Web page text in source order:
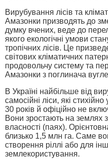
Вирубування лісів та
Амазонки призводять до
думку вчених, веде до
якого екологічні умови
тропічних лісів. Це
світових кліматичних
продовольчу систему та
Амазонки з поглинача
В Україні найбільше від
самосійні ліси, які
30 років й офіційно не
Вони зростають на землях
власності (паях).
близько 1,5 млн га. Саме
створення ріллі або для
землекористування.